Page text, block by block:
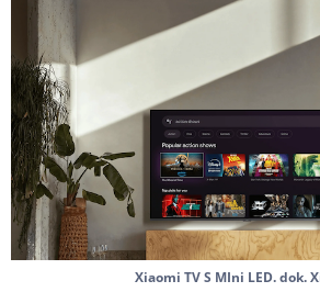
Xiaomi TV S MIni LED. dok.